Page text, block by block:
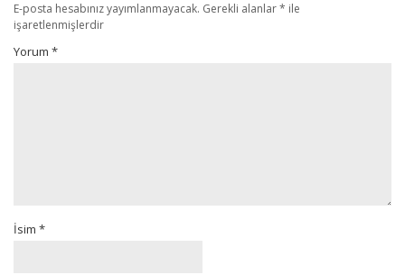
E-posta hesabınız yayımlanmayacak. Gerekli alanlar* ile
işaretlenmişlerdir
Yorum *
İsim *